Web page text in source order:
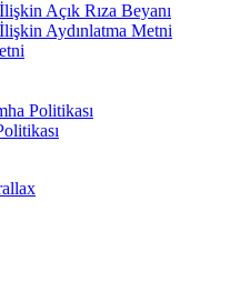
Açık Rıza Beyanı
Aydınlatma Metni
Politikası